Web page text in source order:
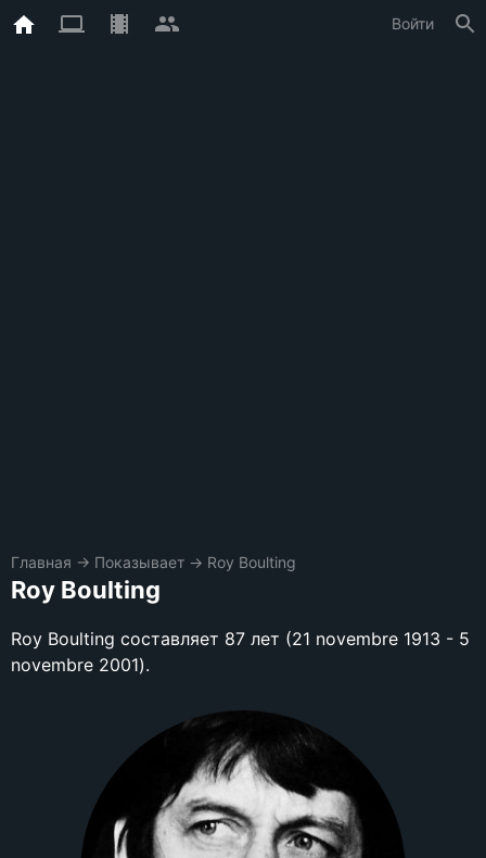
Войти
Главная → Показывает → Roy Boulting
Roy Boulting
Roy Boulting составляет 87 лет (21 novembre 1913 - 5
novembre 2001).